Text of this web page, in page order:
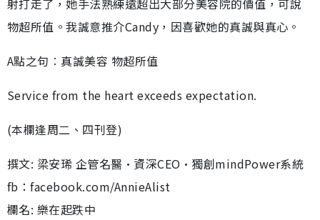
物超所值。我誠意推介Candy，因喜歡她的真誠與真心。
A點之句︰真誠美容 物超所值
Service from the heart exceeds expectation.
(本欄逢周二、四刊登)
撰文: 梁安琋 企管名醫•資深CEO•獨創mindPower系統
fb：facebook.com/AnnieAlist
欄名: 樂在起跌中